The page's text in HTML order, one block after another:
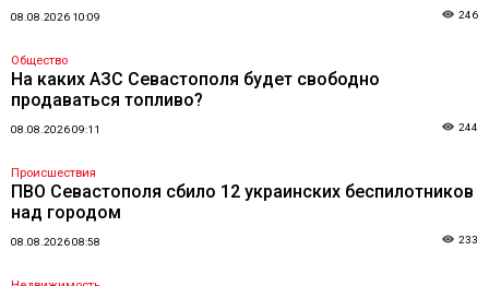
08.08.2026 10:09 246
Общество
На каких АЗС Севастополя будет свободно
продаваться топливо?
08.08.2026 09:11 244
Происшествия
ПВО Севастополя сбило 12 украинских беспилотников
над городом
08.08.2026 08:58 233